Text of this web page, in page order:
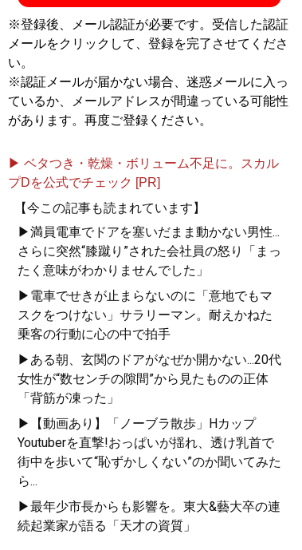
※登録後、メール認証が必要です。受信した認証
メールをクリックして、登録を完了させてくださ
い。
※認証メールが届かない場合、迷惑メールに入っ
ているか、メールアドレスが間違っている可能性
があります。再度ご登録ください。
▶ ベタつき・乾燥・ボリューム不足に。スカル
プDを公式でチェック [PR]
【今この記事も読まれています】
▶満員電車でドアを塞いだまま動かない男性...
さらに突然“膝蹴り”された会社員の怒り「まっ
たく意味がわかりませんでした」
▶電車でせきが止まらないのに「意地でもマ
スクをつけない」サラリーマン。耐えかねた
乗客の行動に心の中で拍手
▶ある朝、玄関のドアがなぜか開かない...20代
女性が“数センチの隙間”から見たものの正体
「背筋が凍った」
▶【動画あり】「ノーブラ散歩」Hカップ
Youtuberを直撃!おっぱいが揺れ、透け乳首で
街中を歩いて“恥ずかしくない”のか聞いてみた
ら...
▶最年少市長からも影響を。東大&藝大卒の連
続起業家が語る「天才の資質」